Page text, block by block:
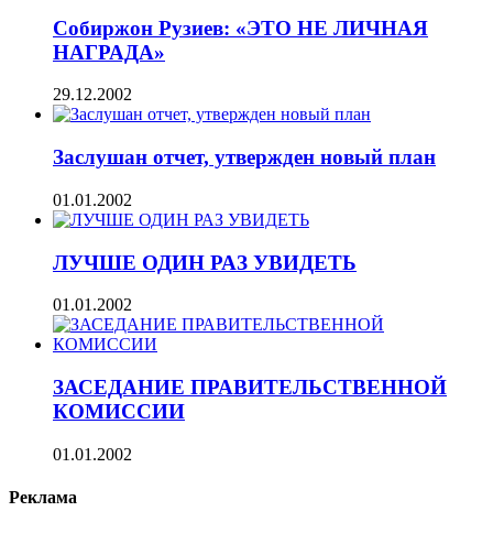
Собиржон Рузиев: «ЭТО НЕ ЛИЧНАЯ
НАГРАДА»
29.12.2002
Заслушан отчет, утвержден новый план
01.01.2002
ЛУЧШЕ ОДИН РАЗ УВИДЕТЬ
01.01.2002
ЗАСЕДАНИЕ ПРАВИТЕЛЬСТВЕННОЙ
КОМИССИИ
01.01.2002
Реклама